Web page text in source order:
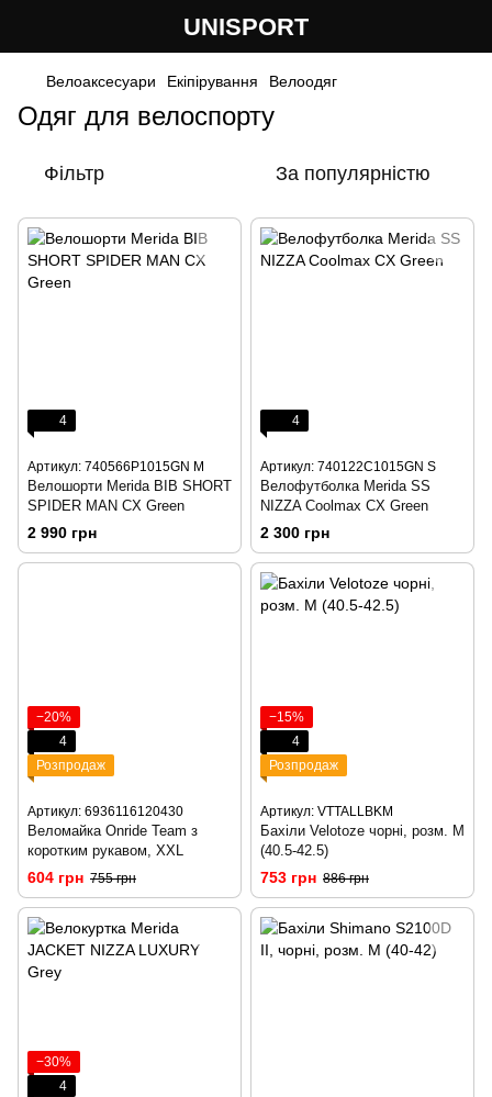
UNISPORT
Велоаксесуари Екіпірування Велоодяг
Одяг для велоспорту
Фільтр За популярністю
4
Артикул: 740566P1015GN M
Велошорти Merida BIB SHORT
SPIDER MAN CX Green
2 990 грн
4
Артикул: 740122C1015GN S
Велофутболка Merida SS
NIZZA Coolmax CX Green
2 300 грн
−20%
4
Розпродаж
Артикул: 6936116120430
Веломайка Onride Team з
коротким рукавом, XXL
604 грн 755 грн
−15%
4
Розпродаж
Артикул: VTTALLBKM
Бахіли Velotoze чорні, розм. M
(40.5-42.5)
753 грн 886 грн
−30%
4